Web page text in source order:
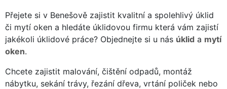
Přejete si v Benešově zajistit kvalitní a spolehlivý úklid
či mytí oken a hledáte úklidovou firmu která vám zajistí
jakékoli úklidové práce? Objednejte si u nás úklid a mytí
oken.
Chcete zajistit malování, čištění odpadů, montáž
nábytku, sekání trávy, řezání dřeva, vrtání poliček nebo